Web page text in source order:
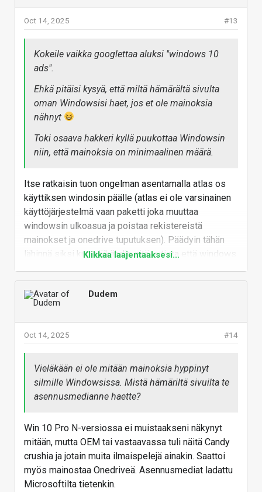
hieman käyttäjästä riippuen. Tiedän että uuteen
koneeseen suuri osa heistä ei pysty tai halua
Vastaa
#13
Oct 14, 2025
Kokeile vaikka googlettaa aluksi "windows 10
ads".
Ehkä pitäisi kysyä, että miltä hämärältä sivulta
oman Windowsisi haet, jos et ole mainoksia
nähnyt
Toki osaava hakkeri kyllä puukottaa Windowsin
niin, että mainoksia on minimaalinen määrä.
Itse ratkaisin tuon ongelman asentamalla atlas os
käyttiksen windosin päälle (atlas ei ole varsinainen
käyttöjärjestelmä vaan paketti joka muuttaa
windowsin ulkoasua ja poistaa rekistereistä
mainokset ja onedrive tuputuksen). Päädyin tähän
lähinnä siksi kun säikähdin sitä uutista että windows
näytöstä (ominaisuus josta uutisoitiin vuosi sitten
mutta josta nousi iso äläkkä ja ms perui sen
Vastaa
Klikkaa laajentaaksesi...
Dudem
#14
Oct 14, 2025
Vieläkään ei ole mitään mainoksia hyppinyt
silmille Windowsissa. Mistä hämäriltä sivuilta te
asennusmedianne haette?
Win 10 Pro N-versiossa ei muistaakseni näkynyt
mitään, mutta OEM tai vastaavassa tuli näitä Candy
crushia ja jotain muita ilmaispelejä ainakin. Saattoi
myös mainostaa Onedriveä. Asennusmediat ladattu
Microsoftilta tietenkin.